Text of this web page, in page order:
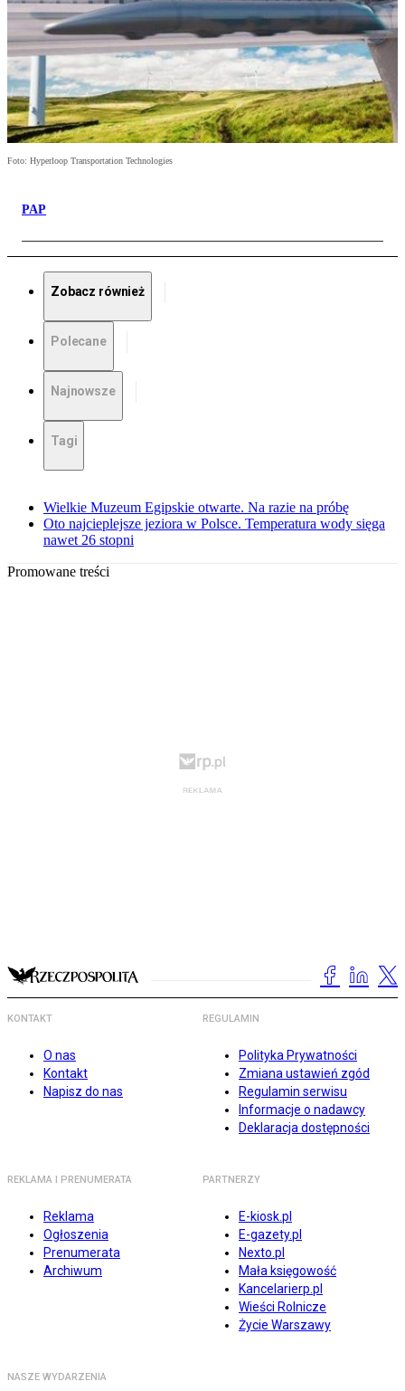
Foto: Hyperloop Transportation Technologies
PAP
Zobacz również
Polecane
Najnowsze
Tagi
Wielkie Muzeum Egipskie otwarte. Na razie na próbę
Oto najcieplejsze jeziora w Polsce. Temperatura wody sięga
nawet 26 stopni
Promowane treści
KONTAKT
O nas
Kontakt
Napisz do nas
REGULAMIN
Polityka Prywatności
Zmiana ustawień zgód
Regulamin serwisu
Informacje o nadawcy
Deklaracja dostępności
REKLAMA I PRENUMERATA
Reklama
Ogłoszenia
Prenumerata
Archiwum
PARTNERZY
E-kiosk.pl
E-gazety.pl
Nexto.pl
Mała księgowość
Kancelarierp.pl
Wieści Rolnicze
Życie Warszawy
NASZE WYDARZENIA